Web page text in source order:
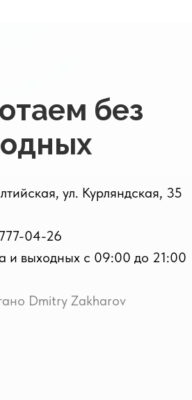
без
ул. Курляндская, 35
04-26
и выходных с 09:00 до 21:00
Dmitry Zakharov